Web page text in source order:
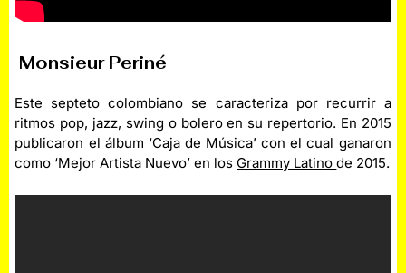
Monsieur Periné
Este septeto colombiano se caracteriza por recurrir a
ritmos pop, jazz, swing o bolero en su repertorio. En 2015
publicaron el álbum ‘Caja de Música’ con el cual ganaron
como ‘Mejor Artista Nuevo’ en los Grammy Latinode 2015.